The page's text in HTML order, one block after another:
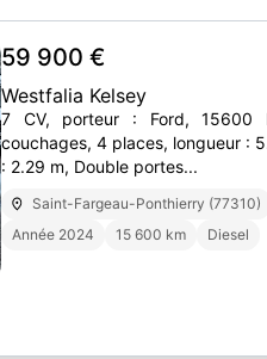
59 900 €
Westfalia Kelsey
7 CV, porteur : Ford, 15600
couchages, 4 places, longueur :
: 2.29 m, Double portes...
Saint-Fargeau-Ponthierry (77310)
Année 2024
15 600 km Diesel